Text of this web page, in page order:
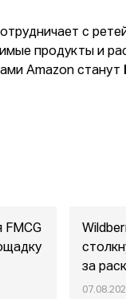
с
продукты и
Amazon станут
FMCG
за